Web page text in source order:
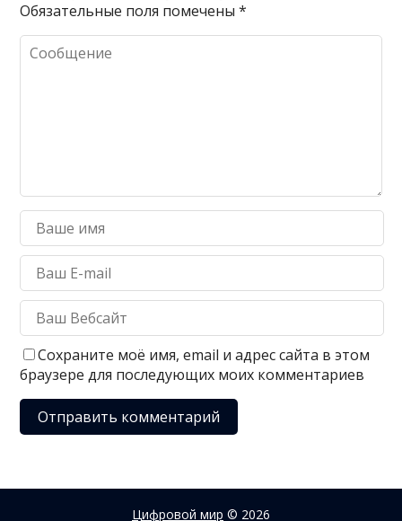
Обязательные поля помечены*
Сохраните моё имя, email и адрес сайта в этом
браузере для последующих моих комментариев
Цифровой мир © 2026